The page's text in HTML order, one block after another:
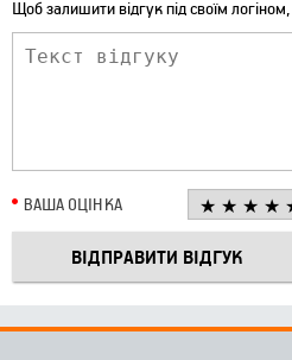
Щоб залишити відгук під своїм логіном,
ВАША ОЦІНКА